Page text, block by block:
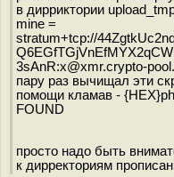
в дирриктории
mine =
stratum+tcp://
3sAnR:x@xmr.crypto-
пару раз вычищал эти
помощи кламав -
FOUND
просто надо быть
к дирректориям